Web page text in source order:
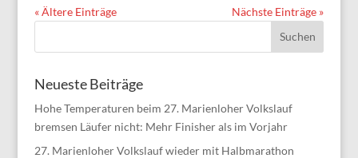
« Ältere Einträge Nächste Einträge »
Neueste Beiträge
Hohe Temperaturen beim 27. Marienloher Volkslauf
bremsen Läufer nicht: Mehr Finisher als im Vorjahr
27. Marienloher Volkslauf wieder mit Halbmarathon